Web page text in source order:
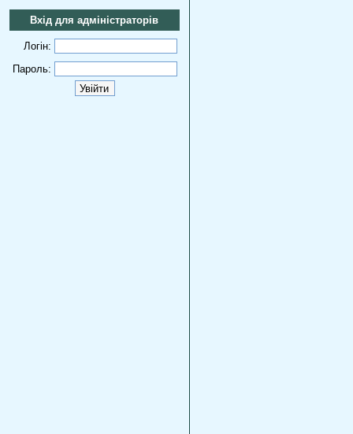
Вхід для адміністраторів
Логін:
Пароль: